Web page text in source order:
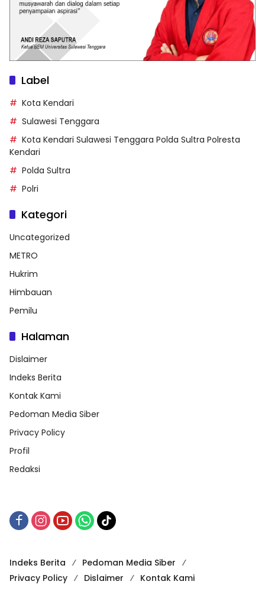
Label
Kota Kendari
Sulawesi Tenggara
Kota Kendari Sulawesi Tenggara Polda Sultra Polresta
Kendari
Polda Sultra
Polri
Kategori
Uncategorized
METRO
Hukrim
Himbauan
Pemilu
Halaman
Dislaimer
Indeks Berita
Kontak Kami
Pedoman Media Siber
Privacy Policy
Profil
Redaksi
Indeks Berita
Pedoman Media Siber
Privacy Policy
Dislaimer Kontak Kami